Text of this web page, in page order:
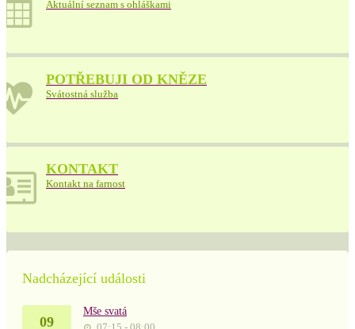
Aktuální seznam s ohláškami
POTŘEBUJI OD KNĚZE
Svátostná služba
KONTAKT
Kontakt na farnost
Nadcházející události
09
Mše svatá